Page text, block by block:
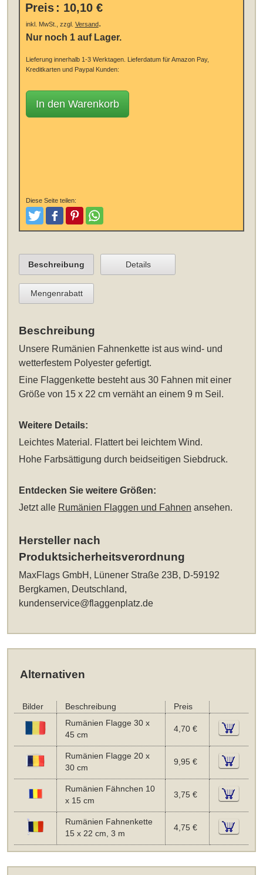
Preis : 10,10 €
inkl. MwSt., zzgl. Versand.
Nur noch 1 auf Lager.
Lieferung innerhalb 1-3 Werktagen. Lieferdatum für Amazon Pay,
Kreditkarten und Paypal Kunden:
In den Warenkorb
Diese Seite teilen:
TweetenPostenPinterestTeilen
Beschreibung Details
Mengenrabatt
Beschreibung
Unsere Rumänien Fahnenkette ist aus wind- und
wetterfestem Polyester gefertigt.
Eine Flaggenkette besteht aus 30 Fahnen mit einer
Größe von 15 x 22 cm vernäht an einem 9 m Seil.
Weitere Details:
Leichtes Material. Flattert bei leichtem Wind.
Hohe Farbsättigung durch beidseitigen Siebdruck.
Entdecken Sie weitere Größen:
Jetzt alle Rumänien Flaggen und Fahnen ansehen.
Hersteller nach
Produktsicherheitsverordnung
MaxFlags GmbH, Lünener Straße 23B, D-59192
Bergkamen, Deutschland,
kundenservice@flaggenplatz.de
Alternativen
Bilder Beschreibung
Preis
Rumänien Flagge 30 x
45 cm
4,70 €
Rumänien Flagge 20 x
30 cm
9,95 €
Rumänien Fähnchen 10
x 15 cm
3,75 €
Rumänien Fahnenkette
15 x 22 cm, 3 m
4,75 €